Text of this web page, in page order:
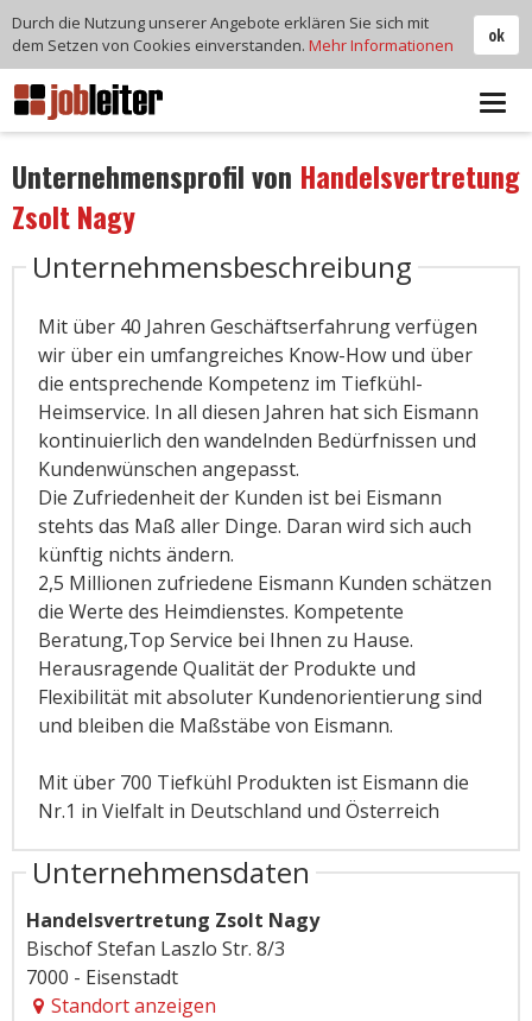
Unternehmensprofil von Handelsvertretung
Zsolt Nagy
Unternehmensbeschreibung
Mit über 40 Jahren Geschäftserfahrung verfügen
wir über ein umfangreiches Know-How und über
die entsprechende Kompetenz im Tiefkühl-
Heimservice. In all diesen Jahren hat sich Eismann
kontinuierlich den wandelnden Bedürfnissen und
Kundenwünschen angepasst.
Die Zufriedenheit der Kunden ist bei Eismann
stehts das Maß aller Dinge. Daran wird sich auch
künftig nichts ändern.
2,5 Millionen zufriedene Eismann Kunden schätzen
die Werte des Heimdienstes. Kompetente
Beratung,Top Service bei Ihnen zu Hause.
Herausragende Qualität der Produkte und
Flexibilität mit absoluter Kundenorientierung sind
und bleiben die Maßstäbe von Eismann.
Mit über 700 Tiefkühl Produkten ist Eismann die
Nr.1 in Vielfalt in Deutschland und Österreich
Unternehmensdaten
Handelsvertretung Zsolt Nagy
Bischof Stefan Laszlo Str. 8/3
7000 - Eisenstadt
Standort anzeigen
ok
Durch die Nutzung unserer Angebote erklären Sie sich mit
dem Setzen von Cookies einverstanden. Mehr Informationen